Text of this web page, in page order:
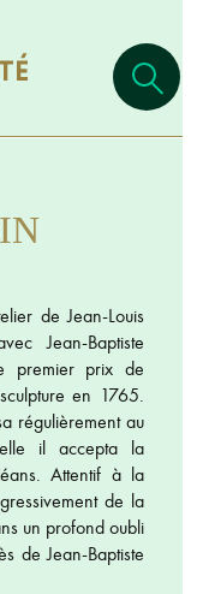
de Jean-Louis
Jean-Baptiste
premier prix de
en 1765.
régulièrement au
il accepta la
Attentif à la
de la
un profond oubli
de Jean-Baptiste